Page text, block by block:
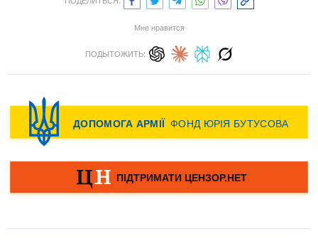
Мне нравится
ПОДЫТОЖИТЬ: